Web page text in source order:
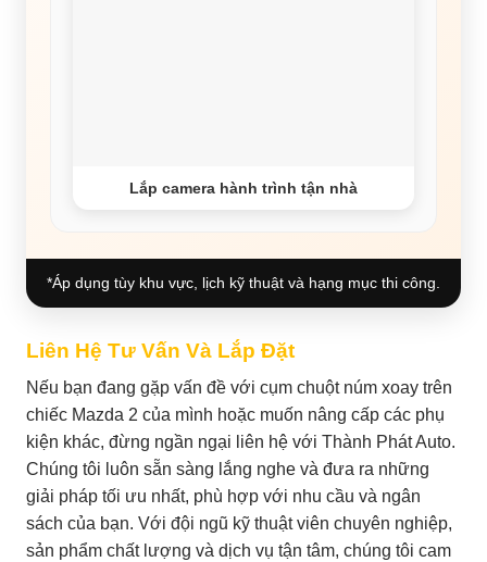
Lắp camera hành trình tận nhà
*Áp dụng tùy khu vực, lịch kỹ thuật và hạng mục thi công.
Liên Hệ Tư Vấn Và Lắp Đặt
Nếu bạn đang gặp vấn đề với cụm chuột núm xoay trên
chiếc Mazda 2 của mình hoặc muốn nâng cấp các phụ
kiện khác, đừng ngần ngại liên hệ với Thành Phát Auto.
Chúng tôi luôn sẵn sàng lắng nghe và đưa ra những
giải pháp tối ưu nhất, phù hợp với nhu cầu và ngân
sách của bạn. Với đội ngũ kỹ thuật viên chuyên nghiệp,
sản phẩm chất lượng và dịch vụ tận tâm, chúng tôi cam